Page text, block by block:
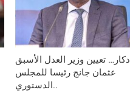
دكار… تعيين وزير العدل الأسبق
عثمان جانج رئيسا للمجلس
الدستوري..